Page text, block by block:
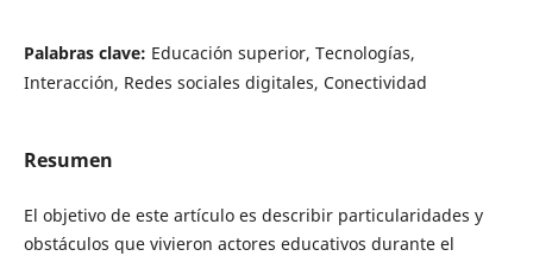
Palabras clave: Educación superior, Tecnologías,
Interacción, Redes sociales digitales, Conectividad
Resumen
El objetivo de este artículo es describir particularidades y
obstáculos que vivieron actores educativos durante el